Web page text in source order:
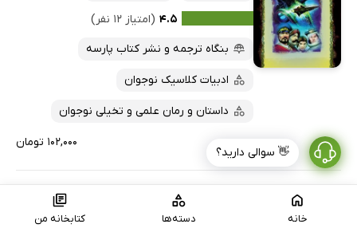
خانه دسته‌ها کتابخانه من
۴.۵ (امتیاز ۱۲ نفر)
بنگاه ترجمه و نشر کتاب پارسه
ادبیات کلاسیک نوجوان
داستان و رمان علمی و تخیلی نوجوان
۱۰۲,۰۰۰ تومان
کتاب صوتی از زمین تا ماه
👋 سوالی دارید؟